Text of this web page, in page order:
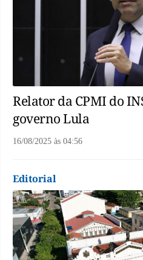
Relator da CPMI do
governo Lula
16/08/2025 às 04:56
Editorial